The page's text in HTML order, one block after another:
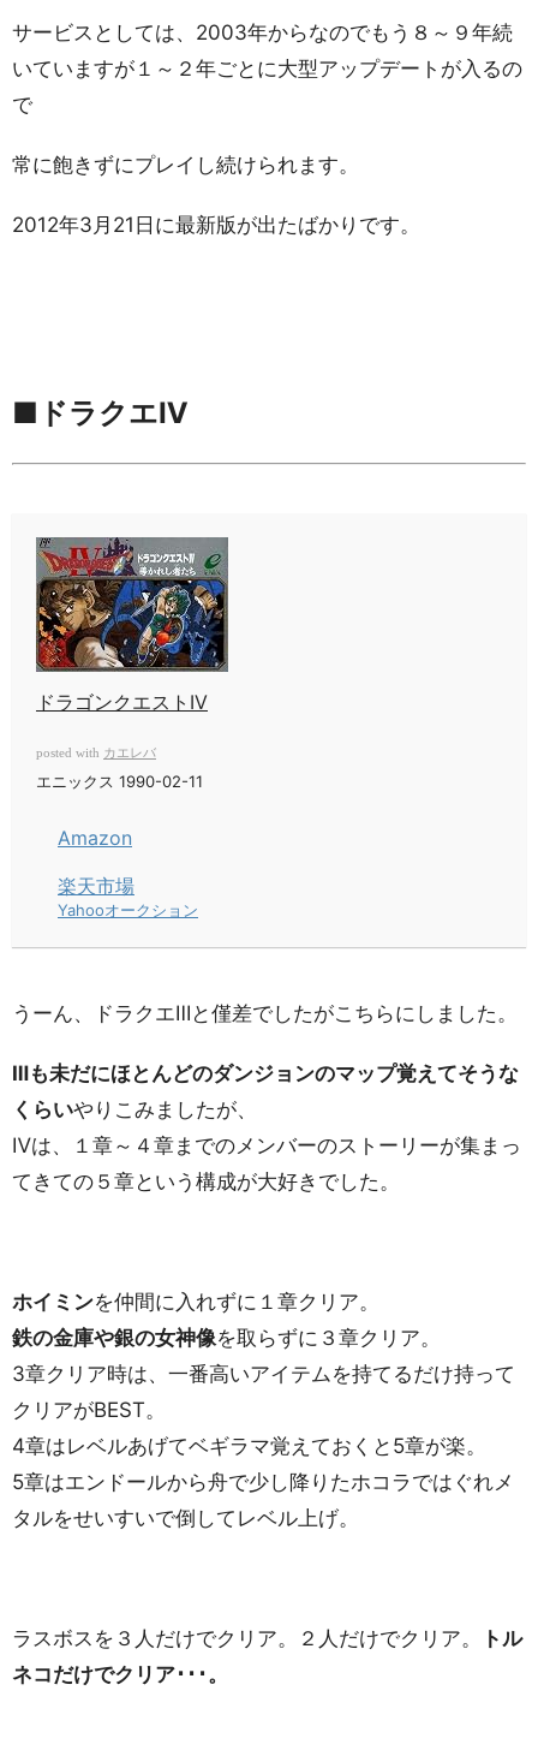
サービスとしては、2003年からなのでもう８～９年続
いていますが１～２年ごとに大型アップデートが入るの
で
常に飽きずにプレイし続けられます。
2012年3月21日に最新版が出たばかりです。
■ドラクエⅣ
ドラゴンクエストIV
posted with カエレバ
エニックス 1990-02-11
Amazon
楽天市場
Yahooオークション
うーん、ドラクエⅢと僅差でしたがこちらにしました。
Ⅲも未だにほとんどのダンジョンのマップ覚えてそうな
くらいやりこみましたが、
Ⅳは、１章～４章までのメンバーのストーリーが集まっ
てきての５章という構成が大好きでした。
ホイミンを仲間に入れずに１章クリア。
鉄の金庫や銀の女神像を取らずに３章クリア。
3章クリア時は、一番高いアイテムを持てるだけ持って
クリアがBEST。
4章はレベルあげてベギラマ覚えておくと5章が楽。
5章はエンドールから舟で少し降りたホコラではぐれメ
タルをせいすいで倒してレベル上げ。
ラスボスを３人だけでクリア。２人だけでクリア。
トル
ネコだけでクリア･･･。